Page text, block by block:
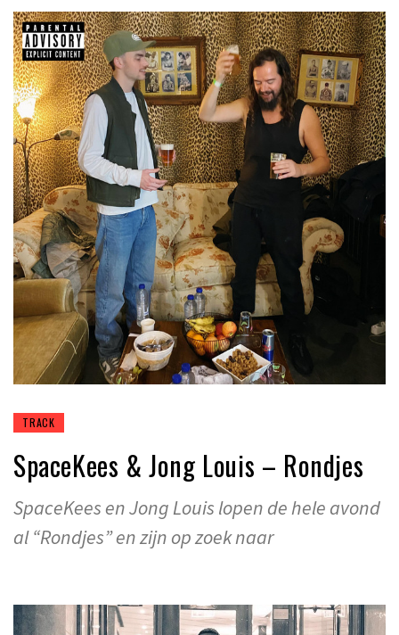
TRACK
SpaceKees & Jong Louis – Rondjes
SpaceKees en Jong Louis lopen de hele avond
al “Rondjes” en zijn op zoek naar